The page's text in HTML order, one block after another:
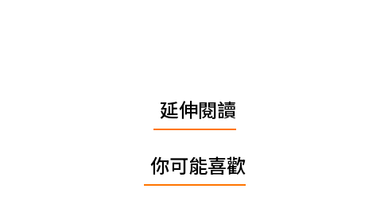
延伸閱讀
你可能喜歡